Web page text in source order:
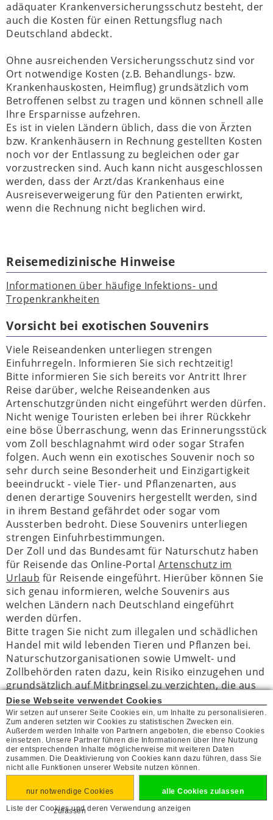
adäquater Krankenversicherungsschutz besteht, der
auch die Kosten für einen Rettungsflug nach
Deutschland abdeckt.
Ohne ausreichenden Versicherungsschutz sind vor
Ort notwendige Kosten (z.B. Behandlungs- bzw.
Krankenhauskosten, Heimflug) grundsätzlich vom
Betroffenen selbst zu tragen und können schnell alle
Ihre Ersparnisse aufzehren.
Es ist in vielen Ländern üblich, dass die von Ärzten
bzw. Krankenhäusern in Rechnung gestellten Kosten
noch vor der Entlassung zu begleichen oder gar
vorzustrecken sind. Auch kann nicht ausgeschlossen
werden, dass der Arzt/das Krankenhaus eine
Ausreiseverweigerung für den Patienten erwirkt,
wenn die Rechnung nicht beglichen wird.
Reisemedizinische Hinweise
Informationen über häufige Infektions- und
Tropenkrankheiten
Vorsicht bei exotischen Souvenirs
Viele Reiseandenken unterliegen strengen
Einfuhrregeln. Informieren Sie sich rechtzeitig!
Bitte informieren Sie sich bereits vor Antritt Ihrer
Reise darüber, welche Reiseandenken aus
Artenschutzgründen nicht eingeführt werden dürfen.
Nicht wenige Touristen erleben bei ihrer Rückkehr
eine böse Überraschung, wenn das Erinnerungsstück
vom Zoll beschlagnahmt wird oder sogar Strafen
folgen. Auch wenn ein exotisches Souvenir noch so
sehr durch seine Besonderheit und Einzigartigkeit
beeindruckt - viele Tier- und Pflanzenarten, aus
denen derartige Souvenirs hergestellt werden, sind
in ihrem Bestand gefährdet oder sogar vom
Aussterben bedroht. Diese Souvenirs unterliegen
strengen Einfuhrbestimmungen.
Der Zoll und das Bundesamt für Naturschutz haben
für Reisende das Online-Portal Artenschutz im
Urlaub für Reisende eingeführt. Hierüber können Sie
sich genau informieren, welche Souvenirs aus
welchen Ländern nach Deutschland eingeführt
werden dürfen.
Bitte tragen Sie nicht zum illegalen und schädlichen
Handel mit wild lebenden Tieren und Pflanzen bei.
Naturschutzorganisationen sowie Umwelt- und
Zollbehörden raten dazu, kein Risiko einzugehen und
grundsätzlich auf Mitbringsel zu verzichten, die aus
Tieren oder Pflanzen gefertigt wurden. Sie empfehlen
stattdessen landestypische Textilien, Keramik,
Metall- und Glasarbeiten oder Malereien zu
erwerben. Grundsätzlich sollten Sie beim Kauf von
Tier- und Pflanzenprodukten Vorsicht walten lassen,
wenn Sie deren Herkunft nicht nachvollziehen
können. So fügen Sie der Tier- und Pflanzenwelt Ihres
Ferienlandes keinen Schaden zu.
Diese Webseite verwendet Cookies
Wir setzen auf unserer Seite Cookies ein, um Inhalte zu personalisieren.
Zum anderen setzten wir Cookies zu statistischen Zwecken ein.
Außerdem werden Inhalte von Partnern angeboten, die ebenso Cookies
einsetzen. Unsere Partner führen die Informationen über Ihre Nutzung
der entsprechenden Inhalte möglicherweise mit weiteren Daten
zusammen. Die Deaktivierung von Cookies kann dazu führen, dass Sie
nicht alle Funktionen unserer Website nutzen können.
nur notwendige Cookies
zulassen
alle Cookies zulassen
Liste der Cookies und deren Verwendung anzeigen